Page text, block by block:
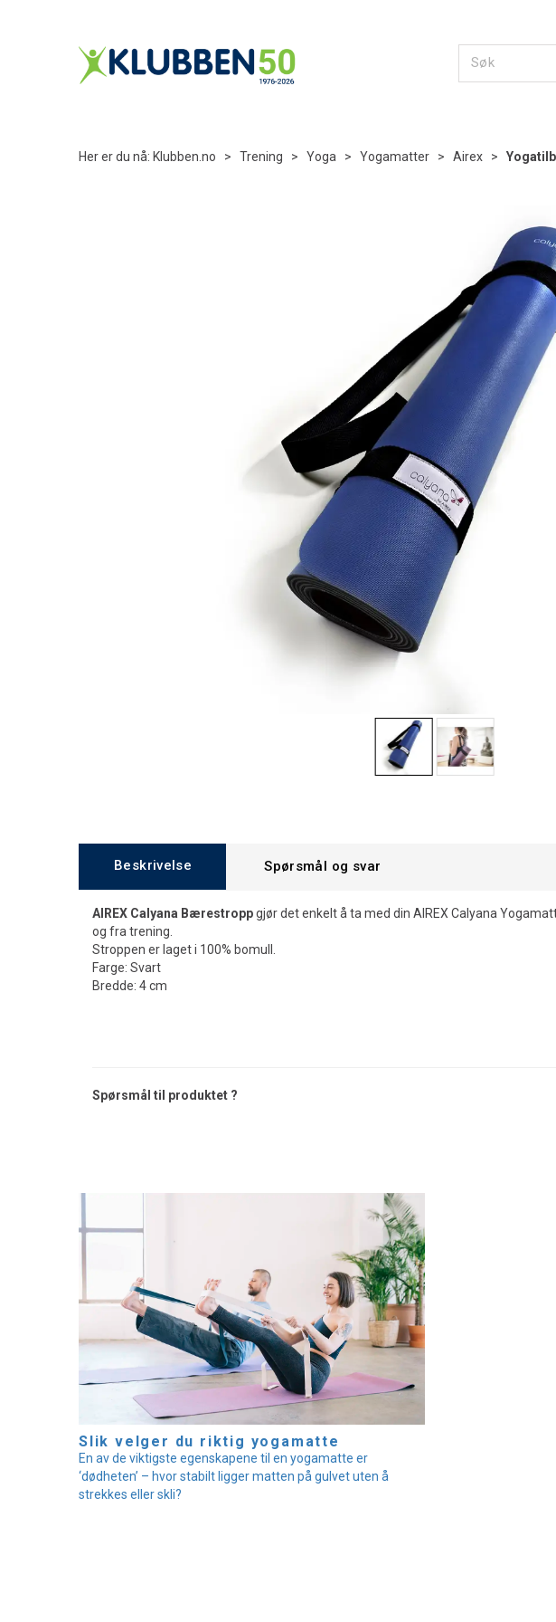
Her er du nå: Klubben.no > Trening > Yoga > Yogamatter > Airex >
Beskrivelse Spørsmål og svar
AIREX Calyana Bærestroppgjør det enkelt å ta med din AIREX Calyana
og fra trening.
Stroppen er laget i 100% bomull.
Farge: Svart
Bredde: 4 cm
Spørsmål til produktet ?
Slik velger du riktig yogamatte
En av de viktigste egenskapene til en yogamatte er
‘dødheten’ – hvor stabilt ligger matten på gulvet uten å
strekkes eller skli?